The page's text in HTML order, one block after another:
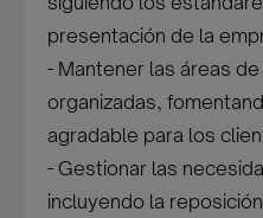
presentación de la
- Mantener las áreas
organizadas,
agradable para los
- Gestionar las
incluyendo la